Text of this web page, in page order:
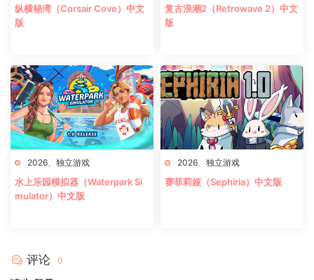
纵横秘湾（Corsair Cove）中文
版
复古浪潮2（Retrowave 2）中文
版
2026 独立游戏
水上乐园模拟器（Waterpark Si
mulator）中文版
2026 独立游戏
赛菲莉娅（Sephiria）中文版
评论 0